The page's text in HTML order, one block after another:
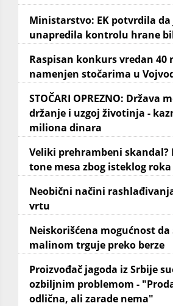
Ministarstvo: EK potvrdila da
unapredila kontrolu hrane
Raspisan konkurs vredan 40
namenjen stočarima u
STOČARI OPREZNO: Država
držanje i uzgoj životinja -
miliona dinara
Veliki prehrambeni skandal?
tone mesa zbog isteklog
Neobični načini
vrtu
Neiskorišćena mogućnost da
malinom trguje preko berze
Proizvođač jagoda iz Srbije
ozbiljnim problemom -
odlična, ali zarade nema"